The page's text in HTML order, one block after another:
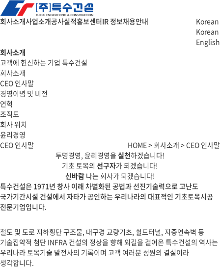
회사소개사업소개공사실적홍보센터IR 정보채용안내
Korean
Korean
English
회사소개
고객에 헌신하는 기업 특수건설
회사소개
CEO 인사말
경영이념 및 비전
연혁
조직도
회사 위치
윤리경영
CEO 인사말
HOME > 회사소개 > CEO 인사말
투명경영, 윤리경영을 실천하겠습니다!
기초 토목의 선구자가 되겠습니다!
신바람나는 회사가 되겠습니다!
특수건설은 1971년 창사 이래 차별화된 공법과 선진기술력으로 고난도
국가기간시설 건설에서 자타가 공인하는 우리나라의 대표적인 기초토목시공
전문기업입니다.
철도 및 도로 지하횡단 구조물, 대구경 교량기초, 쉴드터널, 지중연속벽 등
기술집약적 첨단 INFRA 건설의 정상을 향해 외길을 걸어온 특수건설의 역사는
우리나라 토목기술 발전사의 기록이며 고객 여러분 성원의 결실이라
생각합니다.